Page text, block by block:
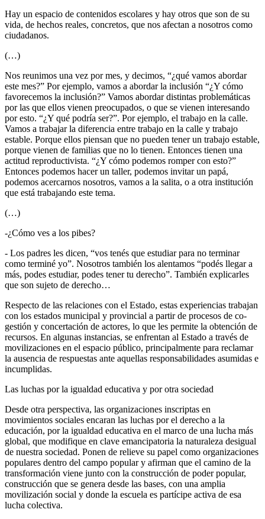
Hay un espacio de contenidos escolares y hay otros que son de su
vida, de hechos reales, concretos, que nos afectan a nosotros como
ciudadanos.
(…)
Nos reunimos una vez por mes, y decimos, “¿qué vamos abordar
este mes?” Por ejemplo, vamos a abordar la inclusión “¿Y cómo
favorecemos la inclusión?” Vamos abordar distintas problemáticas
por las que ellos vienen preocupados, o que se vienen interesando
por esto. “¿Y qué podría ser?”. Por ejemplo, el trabajo en la calle.
Vamos a trabajar la diferencia entre trabajo en la calle y trabajo
estable. Porque ellos piensan que no pueden tener un trabajo estable,
porque vienen de familias que no lo tienen. Entonces tienen una
actitud reproductivista. “¿Y cómo podemos romper con esto?”
Entonces podemos hacer un taller, podemos invitar un papá,
podemos acercarnos nosotros, vamos a la salita, o a otra institución
que está trabajando este tema.
(…)
-¿Cómo ves a los pibes?
- Los padres les dicen, “vos tenés que estudiar para no terminar
como terminé yo”. Nosotros también los alentamos “podés llegar a
más, podes estudiar, podes tener tu derecho”. También explicarles
que son sujeto de derecho…
Respecto de las relaciones con el Estado, estas experiencias trabajan
con los estados municipal y provincial a partir de procesos de co-
gestión y concertación de actores, lo que les permite la obtención de
recursos. En algunas instancias, se enfrentan al Estado a través de
movilizaciones en el espacio público, principalmente para reclamar
la ausencia de respuestas ante aquellas responsabilidades asumidas e
incumplidas.
Las luchas por la igualdad educativa y por otra sociedad
Desde otra perspectiva, las organizaciones inscriptas en
movimientos sociales encaran las luchas por el derecho a la
educación, por la igualdad educativa en el marco de una lucha más
global, que modifique en clave emancipatoria la naturaleza desigual
de nuestra sociedad. Ponen de relieve su papel como organizaciones
populares dentro del campo popular y afirman que el camino de la
transformación viene junto con la construcción de poder popular,
construcción que se genera desde las bases, con una amplia
movilización social y donde la escuela es partícipe activa de esa
lucha colectiva.